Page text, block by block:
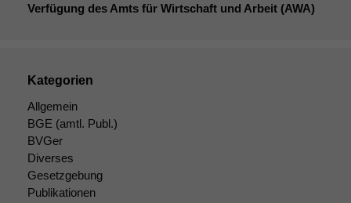
Verfügung des Amts für Wirtschaft und Arbeit (AWA)
Kategorien
Allgemein
BGE (amtl. Publ.)
BVGer
Diverses
Gesetzgebung
Publikationen